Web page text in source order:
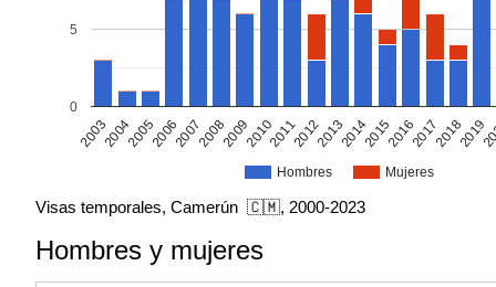
Hombres Mujeres
20032004200520062007200820092010201120122013201420152016201720182019
0
5
Visas temporales, Camerún 🇨🇲, 2000-2023
Hombres y mujeres